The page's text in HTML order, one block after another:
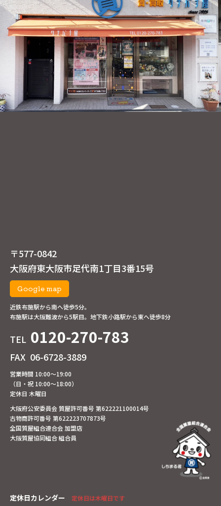
〒577-0842
大阪府東大阪市足代南1丁目3番15号
Google map
近鉄布施駅から南へ徒歩5分。
布施駅は大阪難波から5駅目。地下鉄小路駅から東へ徒歩8分
TEL 0120-270-783
FAX 06-6728-3889
営業時間 10:00～19:00
（日・祝 10:00～18:00）
定休日 木曜日
大阪府公安委員会 質屋許可番号 第622221100014号
古物商許可番号 第622223707873号
全国質屋組合連合会 加盟店
大阪質屋協同組合 組合員
定休日カレンダー 定休日は木曜日です